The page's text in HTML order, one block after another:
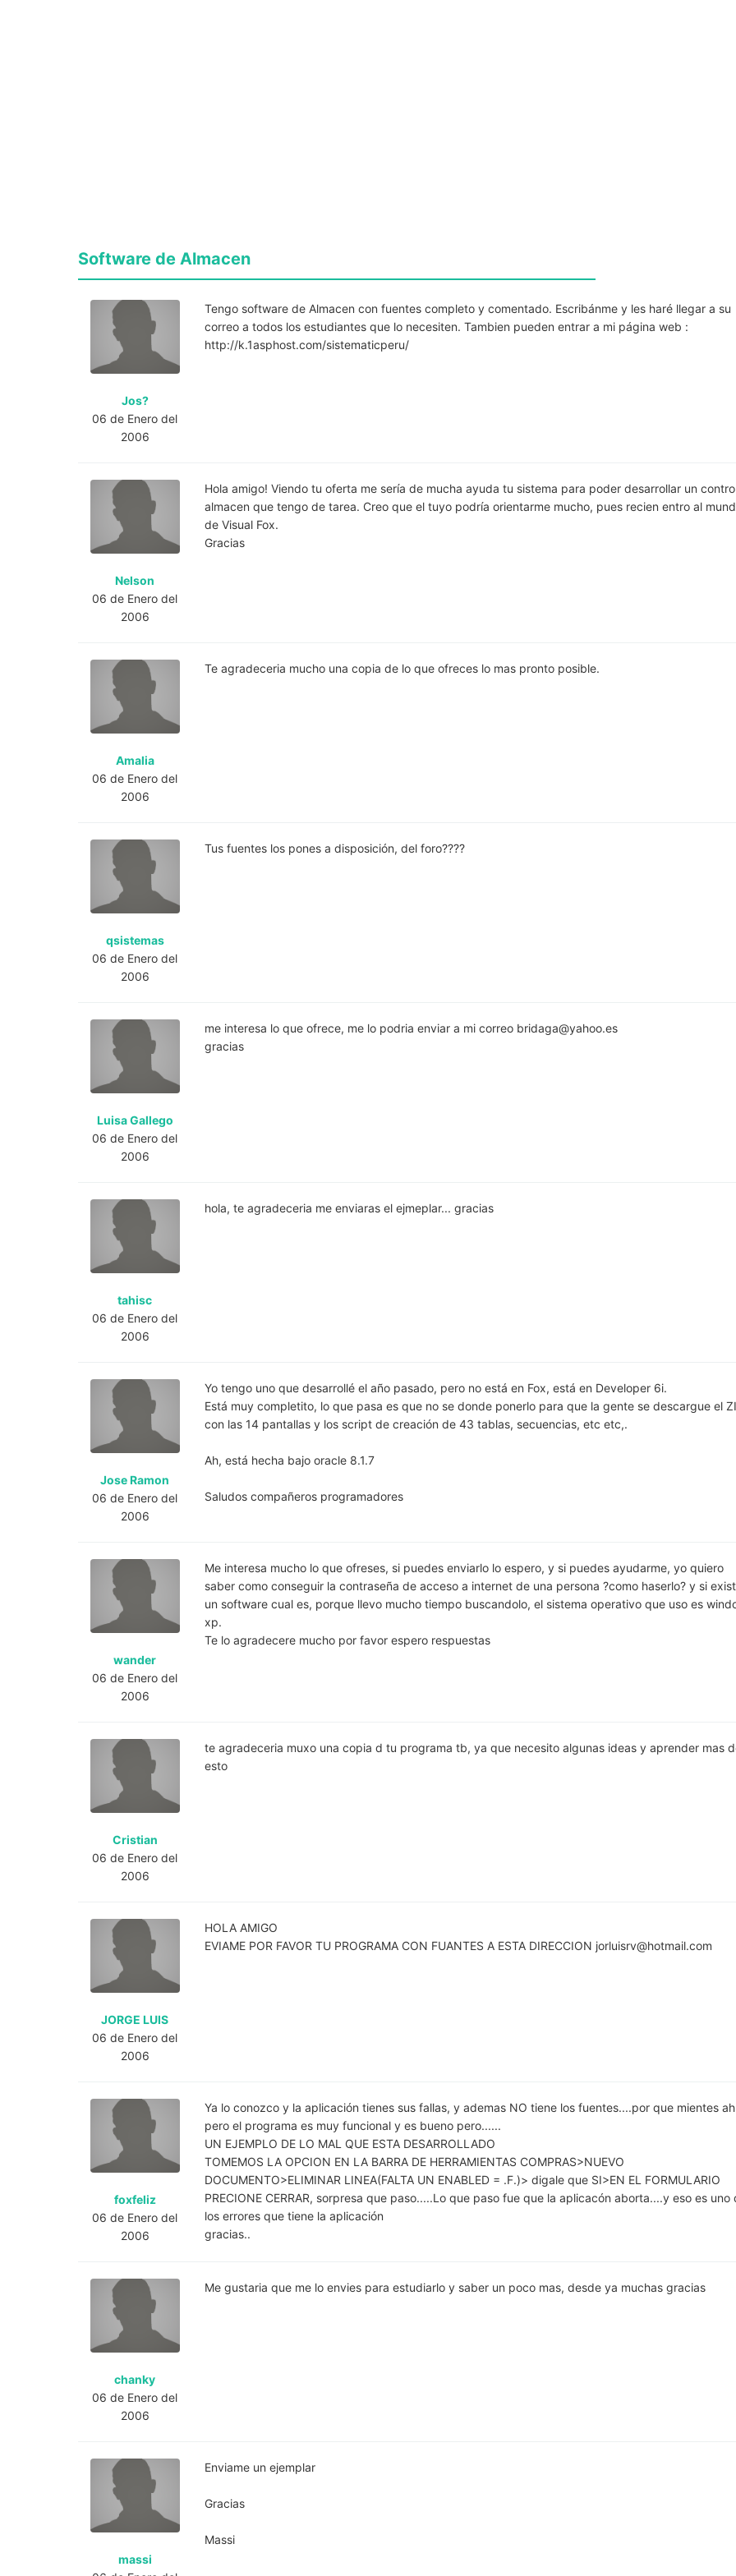
Software de Almacen
Jos?
06 de Enero del
2006
Tengo software de Almacen con fuentes completo y comentado. Escribánme y les haré llegar a su
correo a todos los estudiantes que lo necesiten. Tambien pueden entrar a mi página web :
http://k.1asphost.com/sistematicperu/
Nelson
06 de Enero del
2006
Hola amigo! Viendo tu oferta me sería de mucha ayuda tu sistema para poder desarrollar un
almacen que tengo de tarea. Creo que el tuyo podría orientarme mucho, pues recien entro al
de Visual Fox.
Gracias
Amalia
06 de Enero del
2006
Te agradeceria mucho una copia de lo que ofreces lo mas pronto posible.
qsistemas
06 de Enero del
2006
Tus fuentes los pones a disposición, del foro????
Luisa Gallego
06 de Enero del
2006
me interesa lo que ofrece, me lo podria enviar a mi correo bridaga@yahoo.es
gracias
tahisc
06 de Enero del
2006
hola, te agradeceria me enviaras el ejmeplar... gracias
Jose Ramon
06 de Enero del
2006
Yo tengo uno que desarrollé el año pasado, pero no está en Fox, está en Developer 6i.
Está muy completito, lo que pasa es que no se donde ponerlo para que la gente se descargue el
con las 14 pantallas y los script de creación de 43 tablas, secuencias, etc etc,.
Ah, está hecha bajo oracle 8.1.7
Saludos compañeros programadores
wander
06 de Enero del
2006
Me interesa mucho lo que ofreses, si puedes enviarlo lo espero, y si puedes ayudarme, yo quiero
saber como conseguir la contraseña de acceso a internet de una persona ?como haserlo? y si
un software cual es, porque llevo mucho tiempo buscandolo, el sistema operativo que uso es
xp.
Te lo agradecere mucho por favor espero respuestas
Cristian
06 de Enero del
2006
te agradeceria muxo una copia d tu programa tb, ya que necesito algunas ideas y aprender mas
esto
JORGE LUIS
06 de Enero del
2006
HOLA AMIGO
EVIAME POR FAVOR TU PROGRAMA CON FUANTES A ESTA DIRECCION jorluisrv@hotmail.com
foxfeliz
06 de Enero del
2006
Ya lo conozco y la aplicación tienes sus fallas, y ademas NO tiene los fuentes....por que mientes
pero el programa es muy funcional y es bueno pero......
UN EJEMPLO DE LO MAL QUE ESTA DESARROLLADO
TOMEMOS LA OPCION EN LA BARRA DE HERRAMIENTAS COMPRAS>NUEVO
DOCUMENTO>ELIMINAR LINEA(FALTA UN ENABLED = .F.)> digale que SI>EN EL FORMULARIO
PRECIONE CERRAR, sorpresa que paso.....Lo que paso fue que la aplicacón aborta....y eso es uno
los errores que tiene la aplicación
gracias..
chanky
06 de Enero del
2006
Me gustaria que me lo envies para estudiarlo y saber un poco mas, desde ya muchas gracias
massi
Enviame un ejemplar
Gracias
Massi